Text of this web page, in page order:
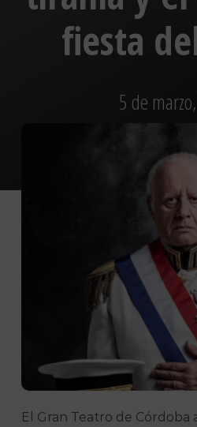
fiesta
5 de
El Gran Teatro de Córdoba